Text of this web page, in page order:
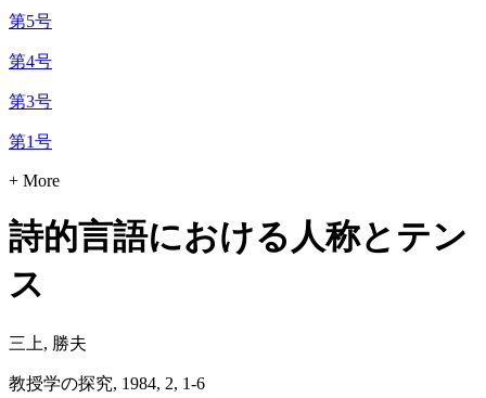
第5号
第4号
第3号
第1号
+ More
詩的言語における人称とテン
ス
三上, 勝夫
教授学の探究, 1984, 2, 1-6